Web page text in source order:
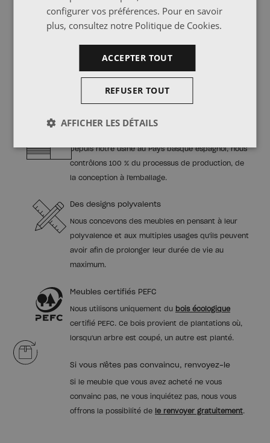
De notre usine à votre maison
avec amour et responsabilité
Depuis notre usine au Pays basque espagnol, nous
contrôlons 100 % du processus de production, de
la conception à l'emballage.
Des designs polyvalents
Nous concevons des meubles en pensant à leur
polyvalence et aux multiples usages qu'ils peuvent
avoir afin de prolonger leur durée de vie au
maximum.
Meubles certifiés PEFC
Nous utilisons uniquement du bois écologique
certifié PEFC. Ce bois provient de plantations où,
lorsqu'un arbre est coupé, un autre est planté.
Si vous n'êtes pas convaincu, renvoyez-le
Si le meuble que vous avez acheté ne vous
convainc pas, ne vous inquiétez pas, nous vous
offrons la possibilité de le renvoyer gratuitement.
configurer vos préférences. Pour en savoir
plus, consultez notre Politique de Cookies.
ACCEPTER TOUT
REFUSER TOUT
AFFICHER LES DÉTAILS